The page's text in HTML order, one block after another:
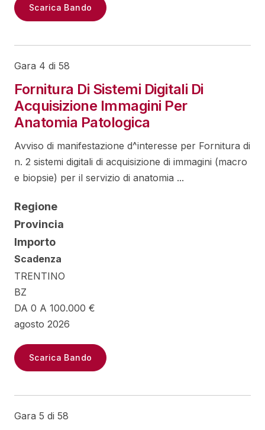
Scarica Bando
Gara 4 di 58
Fornitura Di Sistemi Digitali Di
Acquisizione Immagini Per
Anatomia Patologica
Avviso di manifestazione d^interesse per Fornitura di
n. 2 sistemi digitali di acquisizione di immagini (macro
e biopsie) per il servizio di anatomia ...
Regione
Provincia
Importo
Scadenza
TRENTINO
BZ
DA 0 A 100.000 €
agosto 2026
Scarica Bando
Gara 5 di 58